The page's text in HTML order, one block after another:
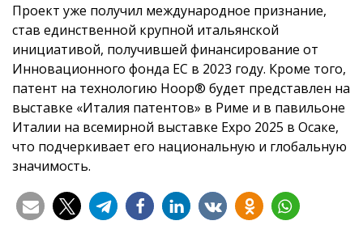
Проект уже получил международное признание,
став единственной крупной итальянской
инициативой, получившей финансирование от
Инновационного фонда ЕС в 2023 году. Кроме того,
патент на технологию Hoop® будет представлен на
выставке «Италия патентов» в Риме и в павильоне
Италии на всемирной выставке Expo 2025 в Осаке,
что подчеркивает его национальную и глобальную
значимость.